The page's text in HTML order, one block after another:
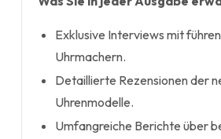
Exklusive Interviews mit
Uhrmachern.
Detaillierte Rezensionen der
Uhrenmodelle.
Umfangreiche Berichte über